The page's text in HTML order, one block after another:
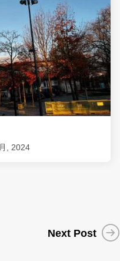
, 2024
Next Post